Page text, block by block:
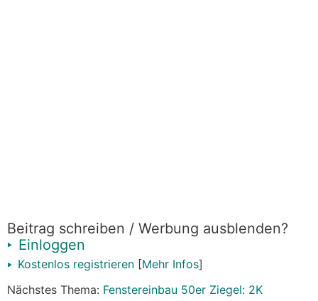
Beitrag schreiben / Werbung ausblenden?
Einloggen
Kostenlos registrieren [Mehr Infos]
Nächstes Thema: Fenstereinbau 50er Ziegel: 2K